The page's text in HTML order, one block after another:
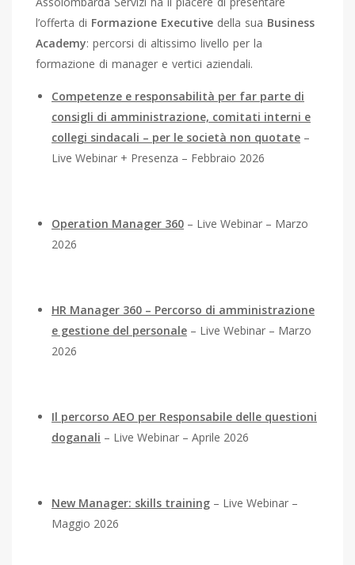
l’offerta di Formazione Executive della sua Business
Academy: percorsi di altissimo livello per la
formazione di manager e vertici aziendali.
Competenze e responsabilità per far parte di
consigli di amministrazione, comitati interni e
collegi sindacali – per le società non quotate –
Live Webinar + Presenza – Febbraio 2026
Operation Manager 360 – Live Webinar – Marzo
2026
HR Manager 360 – Percorso di amministrazione
e gestione del personale – Live Webinar – Marzo
2026
Il percorso AEO per Responsabile delle questioni
doganali – Live Webinar – Aprile 2026
New Manager: skills training – Live Webinar –
Maggio 2026